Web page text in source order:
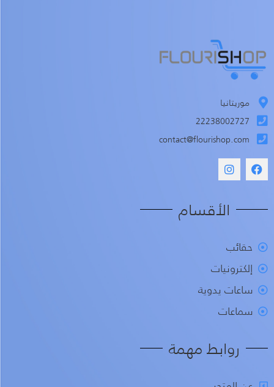
موريتانيا
22238002727
contact@flourishop.com
الأقسام
حقائب
إلكترونيات
ساعات يدوية
سماعات
روابط مهمة